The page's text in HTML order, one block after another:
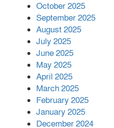
দেয়ার
মোকাবিলায় সহায়তার আশ্বাস
এক
হবে
October 2025
September 2025
August 2025
July 2025
June 2025
May 2025
April 2025
March 2025
February 2025
January 2025
December 2024